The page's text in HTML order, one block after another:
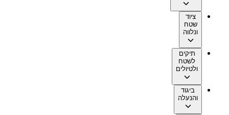
ציוד
שטח
ונלווה
תיקים
לשטח
ולטיולים
ביגוד
והנעלה